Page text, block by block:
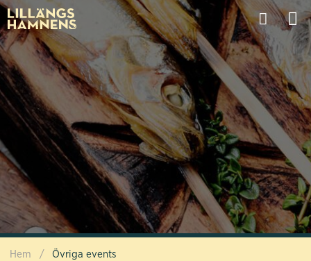
Hem / Övriga events